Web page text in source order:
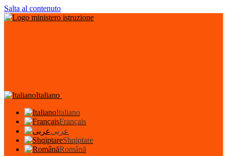
Salta al contenuto
Italiano
Italiano
Français
عربى
Shqiptare
Română